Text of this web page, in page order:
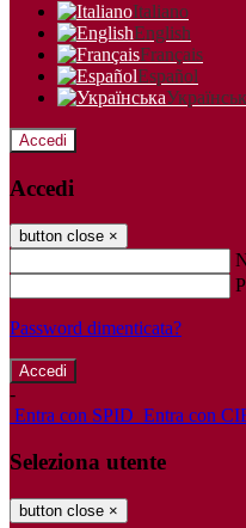
Italiano
English
Français
Español
Accedi
Accedi
button close ×
Password dimenticata?
-
Entra con SPID Entra con
Seleziona utente
button close ×